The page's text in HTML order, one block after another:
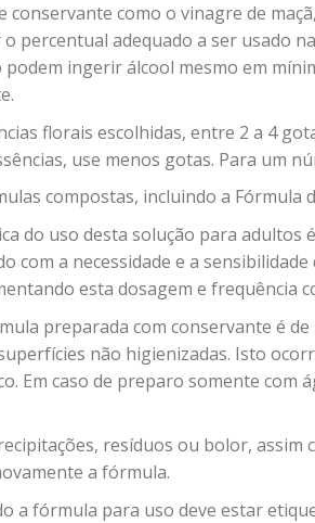
conservante como o vinagre de
percentual adequado a ser usado
podem ingerir álcool mesmo em
florais escolhidas, entre 2 a 4
use menos gotas. Para um
compostas, incluindo a Fórmula
do uso desta solução para
com a necessidade e a
esta dosagem e frequência
preparada com conservante é
não higienizadas. Isto
Em caso de preparo somente com
resíduos ou bolor,
a fórmula.
a fórmula para uso deve estar